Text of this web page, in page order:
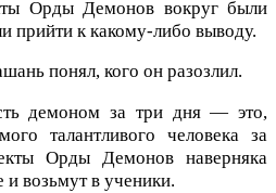
Орды Демонов вокруг были
прийти к какому-либо выводу.
понял, кого он разозлил.
демоном за три дня — это,
талантливого человека за
Орды Демонов наверняка
и возьмут в ученики.